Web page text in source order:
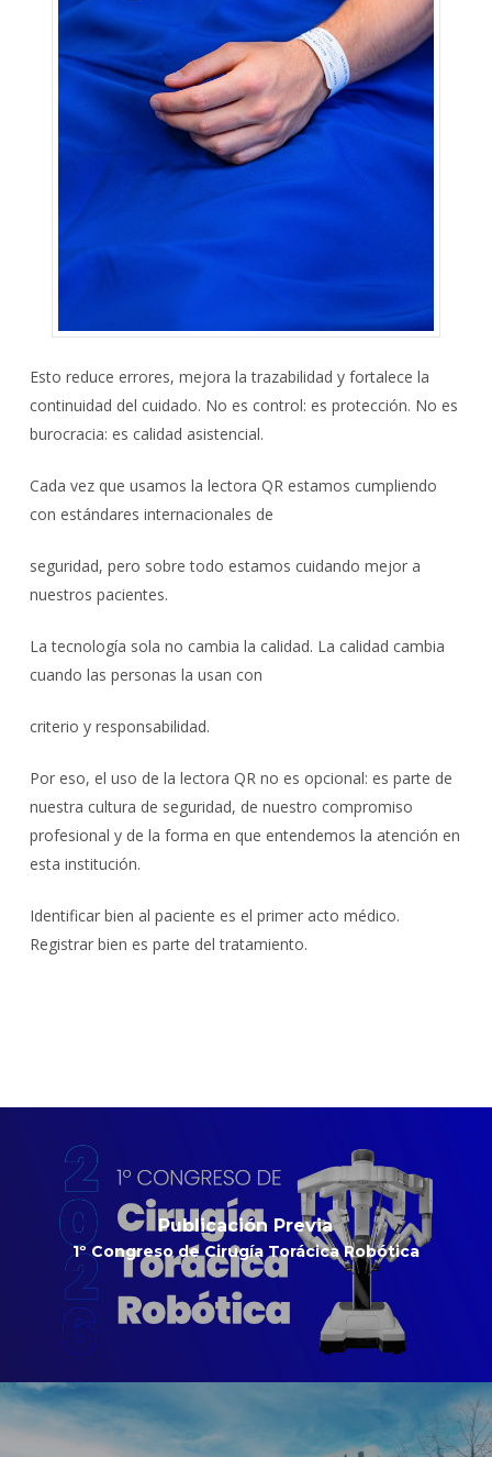
Esto reduce errores, mejora la trazabilidad y fortalece la
continuidad del cuidado. No es control: es protección. No es
burocracia: es calidad asistencial.
Cada vez que usamos la lectora QR estamos cumpliendo
con estándares internacionales de
seguridad, pero sobre todo estamos cuidando mejor a
nuestros pacientes.
La tecnología sola no cambia la calidad. La calidad cambia
cuando las personas la usan con
criterio y responsabilidad.
Por eso, el uso de la lectora QR no es opcional: es parte de
nuestra cultura de seguridad, de nuestro compromiso
profesional y de la forma en que entendemos la atención en
esta institución.
Identificar bien al paciente es el primer acto médico.
Registrar bien es parte del tratamiento.
Publicación Previa
1º Congreso de Cirugía Torácica Robótica